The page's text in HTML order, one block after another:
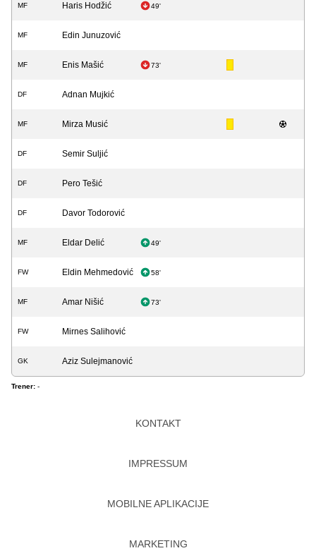
MF Haris Hodžić 49'
MF Edin Junuzović
MF Enis Mašić 73'
DF Adnan Mujkić
MF Mirza Musić
DF Semir Suljić
DF Pero Tešić
DF Davor Todorović
MF Eldar Delić 49'
FW Eldin Mehmedović 58'
MF Amar Nišić 73'
FW Mirnes Salihović
GK Aziz Sulejmanović
Trener: -
KONTAKT
IMPRESSUM
MOBILNE APLIKACIJE
MARKETING